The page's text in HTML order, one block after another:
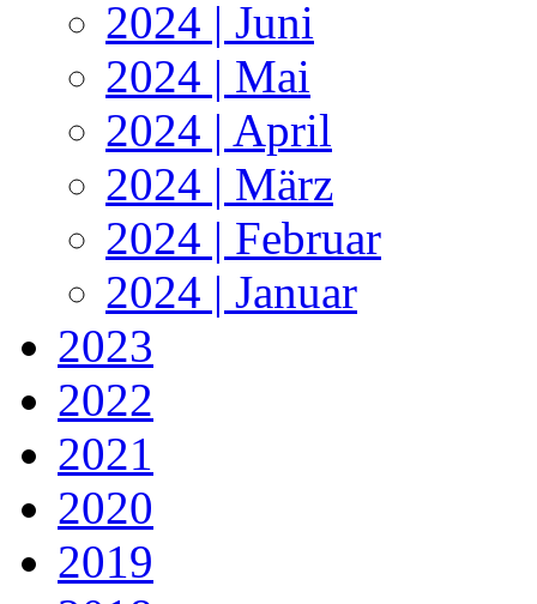
2024 | Juni
2024 | Mai
2024 | April
2024 | März
2024 | Februar
2024 | Januar
2023
2022
2021
2020
2019